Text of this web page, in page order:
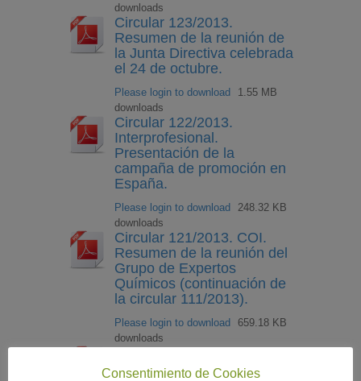
downloads
Circular 123/2013.
Resumen de la reunión de
la Junta Directiva celebrada
el 24 de octubre.
Please login to download
1.55 MB
downloads
Circular 122/2013.
Interprofesional.
Presentación de la
campaña de promoción en
España.
Please login to download
248.32 KB
downloads
Circular 121/2013. COI.
Resumen de la reunión del
Grupo de Expertos
Químicos (continuación de
la circular 111/2013).
Please login to download
659.18 KB
downloads
Circular 120/2013. FIAB.
Informe CEOE:
Consentimiento de Cookies